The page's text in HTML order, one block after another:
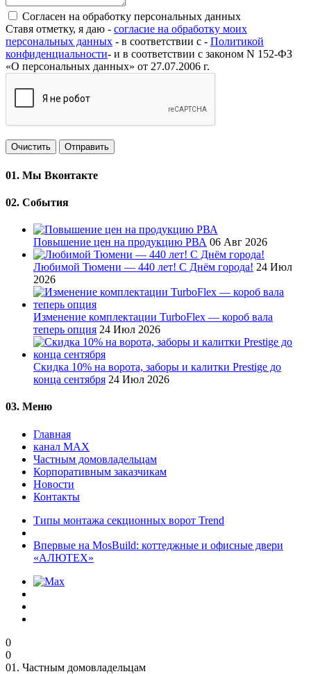
Согласен на обработку персональных данных
Ставя отметку, я даю - согласие на обработку моих
персональных данных - в соответствии с - Политикой
конфиденциальности- и в соответствии с законом N 152-ФЗ
«О персональных данных» от 27.07.2006 г.
Очистить Отправить
01. Мы Вконтакте
02. События
Повышение цен на продукцию РВА 06 Авг 2026
Любимой Тюмени — 440 лет! С Днём города! 24 Июл
2026
Изменение комплектации TurboFlex — короб вала
теперь опция 24 Июл 2026
Скидка 10% на ворота, заборы и калитки Prestige до
конца сентября 24 Июл 2026
03. Меню
Главная
канал MAX
Частным домовладельцам
Корпоративным заказчикам
Новости
Контакты
Типы монтажа секционных ворот Trend
Впервые на MosBuild: коттеджные и офисные двери
«АЛЮТЕХ»
0
0
01. Частным домовладельцам